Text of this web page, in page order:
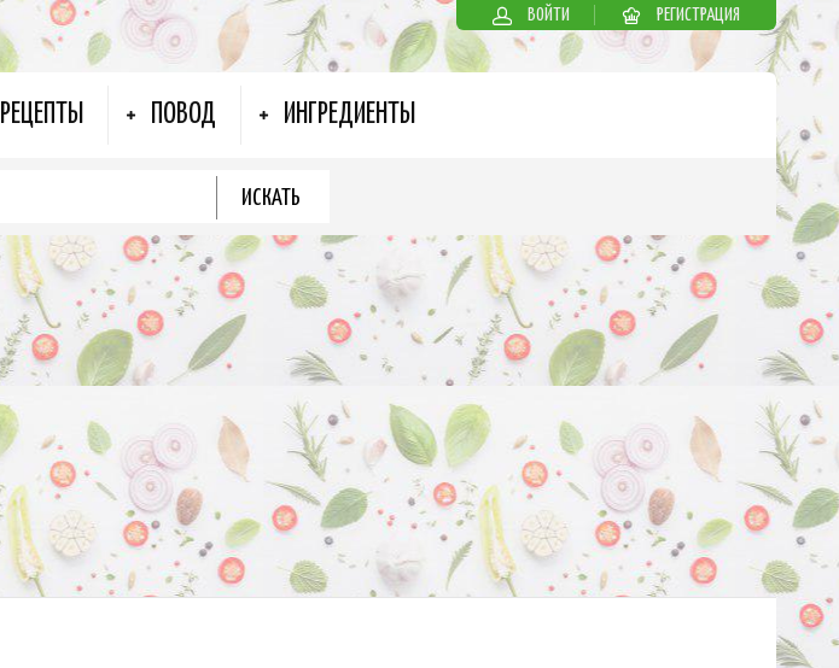
ВОЙТИ РЕГИСТРАЦИЯ
РЕЦЕПТЫ ПОВОД ИНГРЕДИЕНТЫ